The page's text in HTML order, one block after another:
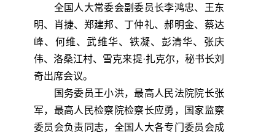
全国人大常委会副委员长李鸿忠、王东
明、肖捷、郑建邦、丁仲礼、郝明金、蔡达
峰、何维、武维华、铁凝、彭清华、张庆
伟、洛桑江村、雪克来提·扎克尔，秘书长刘
奇出席会议。
国务委员王小洪，最高人民法院院长张
军，最高人民检察院检察长应勇，国家监察
委员会负责同志，全国人大各专门委员会成